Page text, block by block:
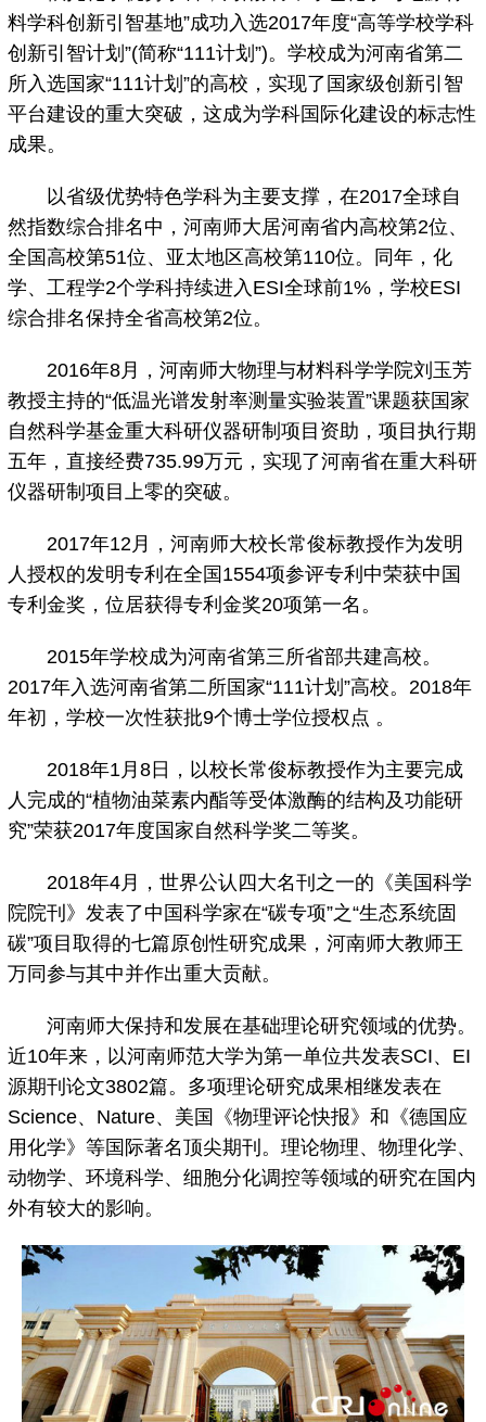
料学科创新引智基地”成功入选2017年度“高等学校学科
创新引智计划”(简称“111计划”)。学校成为河南省第二
所入选国家“111计划”的高校，实现了国家级创新引智
平台建设的重大突破，这成为学科国际化建设的标志性
成果。
以省级优势特色学科为主要支撑，在2017全球自
然指数综合排名中，河南师大居河南省内高校第2位、
全国高校第51位、亚太地区高校第110位。同年，化
学、工程学2个学科持续进入ESI全球前1%，学校ESI
综合排名保持全省高校第2位。
2016年8月，河南师大物理与材料科学学院刘玉芳
教授主持的“低温光谱发射率测量实验装置”课题获国家
自然科学基金重大科研仪器研制项目资助，项目执行期
五年，直接经费735.99万元，实现了河南省在重大科研
仪器研制项目上零的突破。
2017年12月，河南师大校长常俊标教授作为发明
人授权的发明专利在全国1554项参评专利中荣获中国
专利金奖，位居获得专利金奖20项第一名。
2015年学校成为河南省第三所省部共建高校。
2017年入选河南省第二所国家“111计划”高校。2018年
年初，学校一次性获批9个博士学位授权点 。
2018年1月8日，以校长常俊标教授作为主要完成
人完成的“植物油菜素内酯等受体激酶的结构及功能研
究”荣获2017年度国家自然科学奖二等奖。
2018年4月，世界公认四大名刊之一的《美国科学
院院刊》发表了中国科学家在“碳专项”之“生态系统固
碳”项目取得的七篇原创性研究成果，河南师大教师王
万同参与其中并作出重大贡献。
河南师大保持和发展在基础理论研究领域的优势。
近10年来，以河南师范大学为第一单位共发表SCI、EI
源期刊论文3802篇。多项理论研究成果相继发表在
Science、Nature、美国《物理评论快报》和《德国应
用化学》等国际著名顶尖期刊。理论物理、物理化学、
动物学、环境科学、细胞分化调控等领域的研究在国内
外有较大的影响。